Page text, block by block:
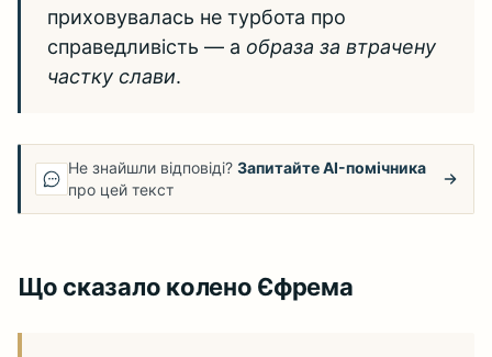
приховувалась не турбота про
справедливість — а образа за втрачену
частку слави.
Не знайшли відповіді? Запитайте AI-помічника
про цей текст
Що сказало колено Єфрема